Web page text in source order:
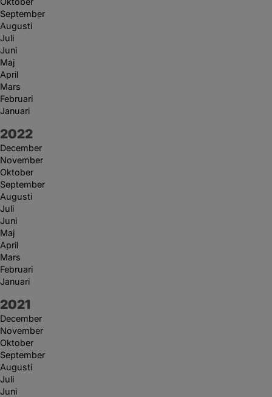
September
Augusti
Juli
Juni
Maj
April
Mars
Februari
Januari
År:
2022
December
November
Oktober
September
Augusti
Juli
Juni
Maj
April
Mars
Februari
Januari
År:
2021
December
November
Oktober
September
Augusti
Juli
Juni